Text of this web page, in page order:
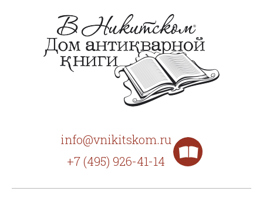
info@vnikitskom.ru
+7 (495) 926-41-14